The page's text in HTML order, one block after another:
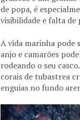
de popa, é
visibilidade e falta de
A vida marinha pode
anjo e camarões
rodeando o seu
corais de tubastrea
enguias no fundo